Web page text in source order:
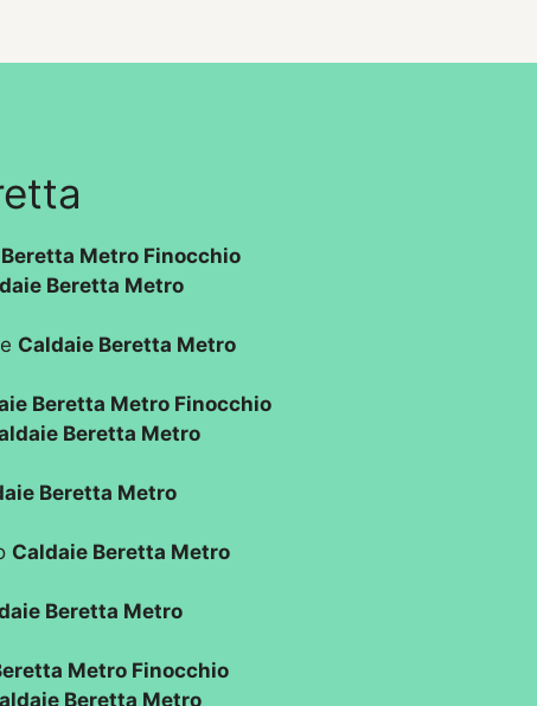
Metro Finocchio
Beretta Metro
Caldaie Beretta Metro
Beretta Metro Finocchio
Beretta Metro
Beretta Metro
Caldaie Beretta Metro
Beretta Metro
Metro Finocchio
Beretta Metro